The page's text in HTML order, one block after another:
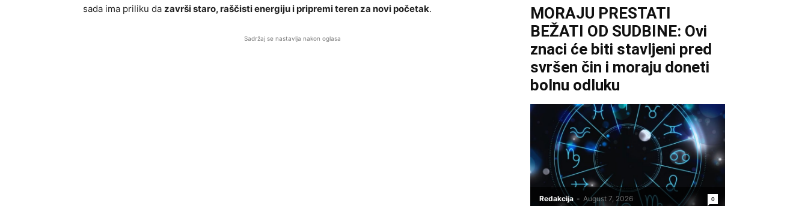
sada ima priliku da završi staro, raščisti energiju i pripremi teren za novi početak.
Sadržaj se nastavlja nakon oglasa
MORAJU PRESTATI
BEŽATI OD SUDBINE: Ovi
znaci će biti stavljeni pred
svršen čin i moraju doneti
bolnu odluku
Redakcija - August 7, 2026 0